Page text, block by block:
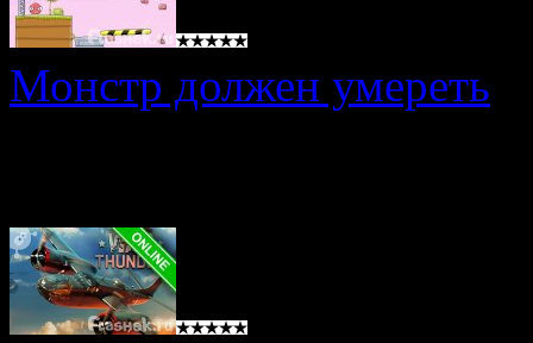
Монстр должен умереть